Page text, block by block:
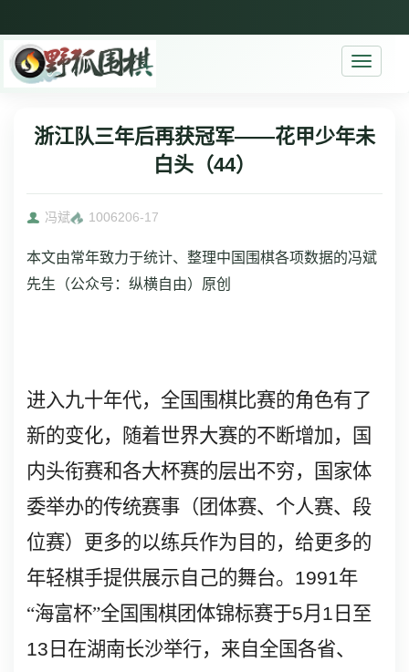
Toggle
浙江队三年后再获冠军——花甲少年未
白头（44）
冯斌 1006206-17
本文由常年致力于统计、整理中国围棋各项数据的冯斌
先生（公众号：纵横自由）原创
进入九十年代，全国围棋比赛的角色有了
新的变化，随着世界大赛的不断增加，国
内头衔赛和各大杯赛的层出不穷，国家体
委举办的传统赛事（团体赛、个人赛、段
位赛）更多的以练兵作为目的，给更多的
年轻棋手提供展示自己的舞台。 1991年
“海富杯”全国围棋团体锦标赛于5月 1 日至
13 日在湖南长沙举行，来自全国各省、